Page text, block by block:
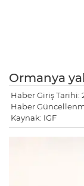
Ormanya
Haber Giriş Tarihi:
Haber
Kaynak: IGF